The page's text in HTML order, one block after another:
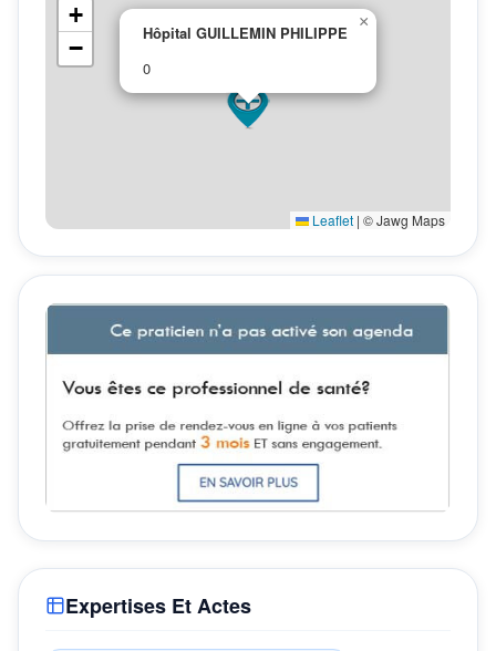
Expertises Et Actes
Hôpital GUILLEMIN PHILIPPE
0
×
+
−
Leaflet | © Jawg Maps